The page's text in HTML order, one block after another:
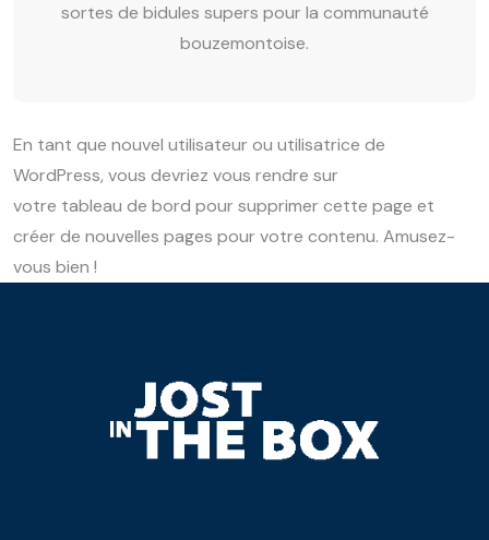
sortes de bidules supers pour la communauté
bouzemontoise.
En tant que nouvel utilisateur ou utilisatrice de
WordPress, vous devriez vous rendre sur
votre tableau de bord pour supprimer cette page et
créer de nouvelles pages pour votre contenu. Amusez-
vous bien !